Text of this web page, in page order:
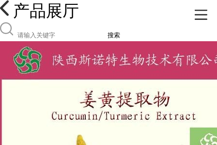
产品展厅
搜索